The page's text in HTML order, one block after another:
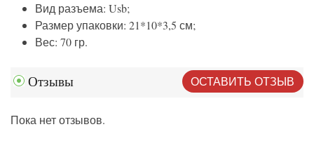
Вид разъема: Usb;
Размер упаковки: 21*10*3,5 см;
Вес: 70 гр.
Отзывы ОСТАВИТЬ ОТЗЫВ
Пока нет отзывов.